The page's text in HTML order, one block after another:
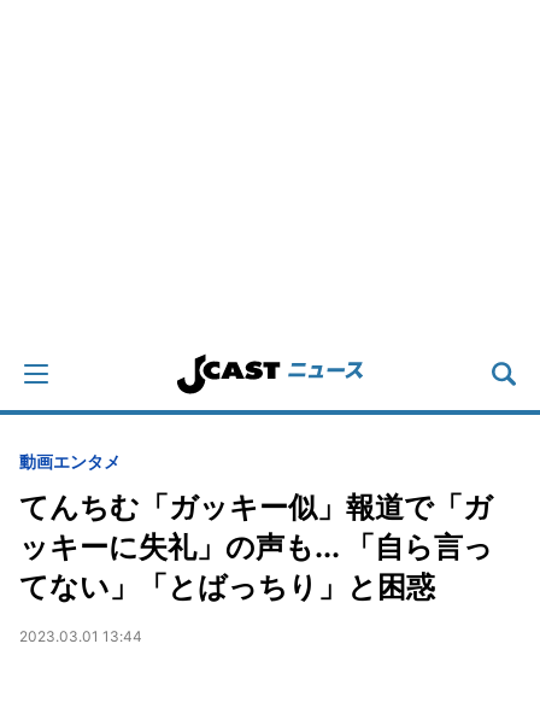
動画エンタメ
てんちむ「ガッキー似」報道で「ガ
ッキーに失礼」の声も... 「自ら言っ
てない」「とばっちり」と困惑
2023.03.01 13:44